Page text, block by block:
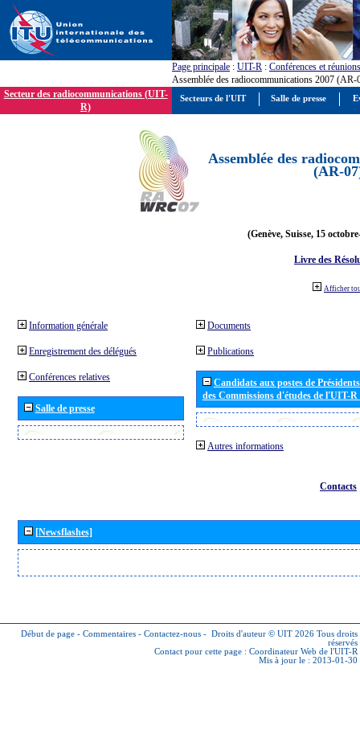
Page principale : UIT-R : Conférences et réunions
Assemblée des radiocommunications 2007 (AR-
Secteur des radiocommunications (UIT-
R)
Assemblée des
(AR-
(Genève, Suisse, 15
Livre des
Afficher
Information générale
Enregistrement des délégués
Conférences relatives
Salle de presse
Documents
Publications
Candidats aux postes de
des Commissions d'études de l'UIT-
Autres informations
Contacts
[Newsflashes]
Début de page - Commentaires - Contactez-nous - Droits d'auteur © UIT 2026 Tous droits
réservés
Contact pour cette page : Coordinateur Web de l'UIT-R
Mis à jour le : 2013-01-30
Secteurs de l'UIT Salle de presse